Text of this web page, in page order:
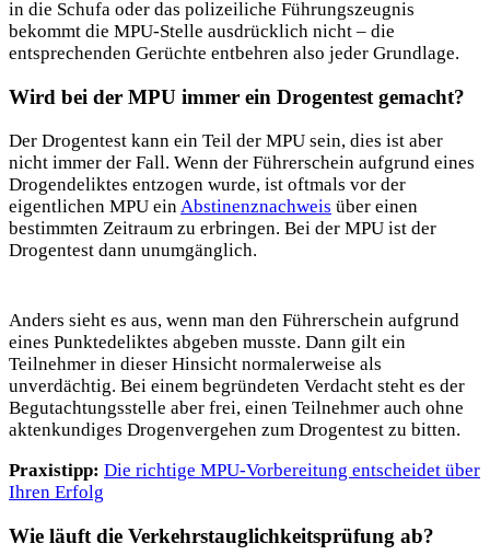
in die Schufa oder das polizeiliche Führungszeugnis
bekommt die MPU-Stelle ausdrücklich nicht – die
entsprechenden Gerüchte entbehren also jeder Grundlage.
Wird bei der MPU immer ein Drogentest gemacht?
Der Drogentest kann ein Teil der MPU sein, dies ist aber
nicht immer der Fall. Wenn der Führerschein aufgrund eines
Drogendeliktes entzogen wurde, ist oftmals vor der
eigentlichen MPU einAbstinenznachweis über einen
bestimmten Zeitraum zu erbringen. Bei der MPU ist der
Drogentest dann unumgänglich.
Anders sieht es aus, wenn man den Führerschein aufgrund
eines Punktedeliktes abgeben musste. Dann gilt ein
Teilnehmer in dieser Hinsicht normalerweise als
unverdächtig. Bei einem begründeten Verdacht steht es der
Begutachtungsstelle aber frei, einen Teilnehmer auch ohne
aktenkundiges Drogenvergehen zum Drogentest zu bitten.
Praxistipp: Die richtige MPU-Vorbereitung entscheidet über
Ihren Erfolg
Wie läuft die Verkehrstauglichkeitsprüfung ab?